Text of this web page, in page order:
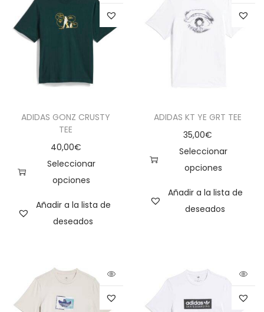
ADIDAS GONZ CRUSTY
TEE
40,00€
Seleccionar
opciones
Añadir a la lista de
deseados
ADIDAS KT YE GRT TEE
35,00€
Seleccionar
opciones
Añadir a la lista de
deseados